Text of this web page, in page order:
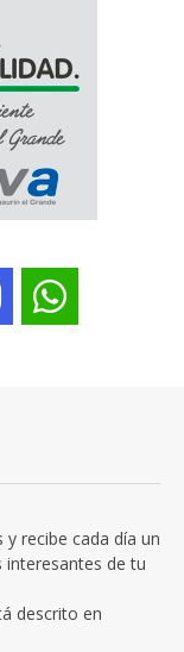
recibe cada día un
interesantes de tu
descrito en